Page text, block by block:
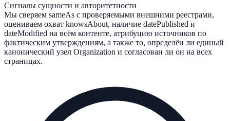
Сигналы сущности и авторитетности
Мы сверяем sameAs с проверяемыми внешними реестрами,
оцениваем охват knowsAbout, наличие datePublished и
dateModified на всём контенте, атрибуцию источников по
фактическим утверждениям, а также то, определён ли единый
канонический узел Organization и согласован ли он на всех
страницах.